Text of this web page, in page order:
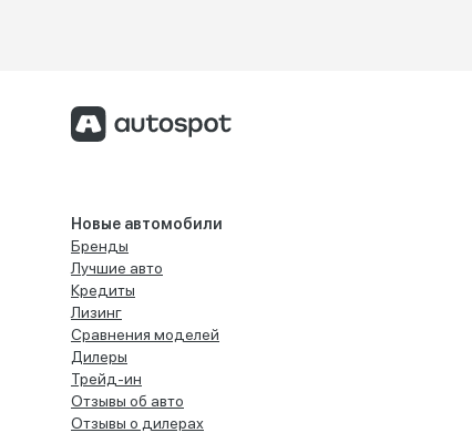
Новые автомобили
Бренды
Лучшие авто
Кредиты
Лизинг
Сравнения моделей
Дилеры
Трейд-ин
Отзывы об авто
Отзывы о дилерах